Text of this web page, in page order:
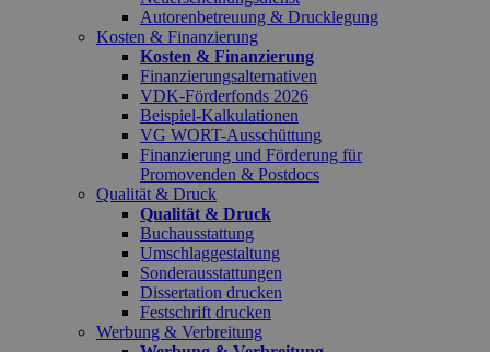
Autorenbetreuung & Drucklegung
Kosten & Finanzierung
Kosten & Finanzierung
Finanzierungsalternativen
VDK-Förderfonds 2026
Beispiel-Kalkulationen
VG WORT-Ausschüttung
Finanzierung und Förderung für
Promovenden & Postdocs
Qualität & Druck
Qualität & Druck
Buchausstattung
Umschlaggestaltung
Sonderausstattungen
Dissertation drucken
Festschrift drucken
Werbung & Verbreitung